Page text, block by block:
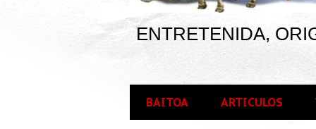
ENTRETENIDA,
BAITOA ARTICULOS